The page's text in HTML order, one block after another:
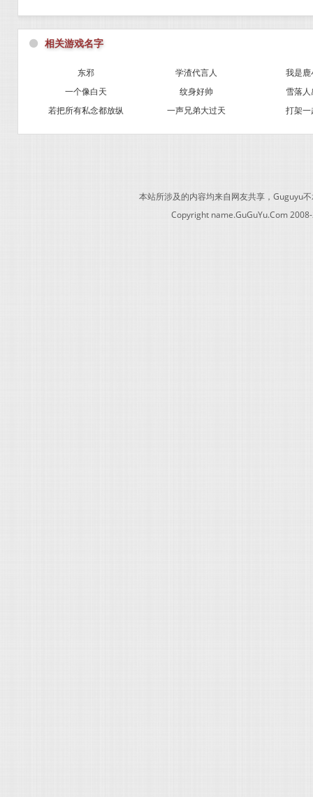
⚫ 相关游戏名字
东邪 学渣代言人
我是鹿
一个像白天
纹身好帅
雪落
若把所有私念都放纵
一声兄弟大过天 打架一
本站所涉及的内容均来自网友共享，Guguyu
Copyright name.GuGuYu.Com